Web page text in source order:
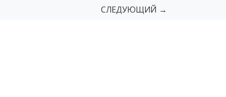
СЛЕДУЮЩИЙ →